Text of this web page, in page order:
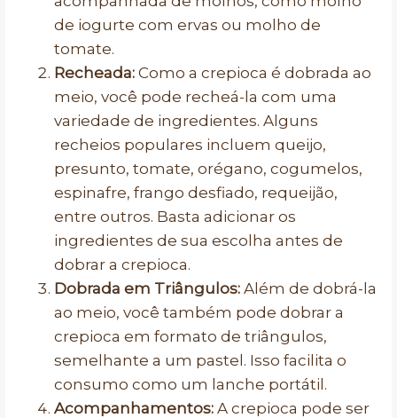
de iogurte com ervas ou molho de
tomate.
Recheada: Como a crepioca é dobrada ao
meio, você pode recheá-la com uma
variedade de ingredientes. Alguns
recheios populares incluem queijo,
presunto, tomate, orégano, cogumelos,
espinafre, frango desfiado, requeijão,
entre outros. Basta adicionar os
ingredientes de sua escolha antes de
dobrar a crepioca.
Dobrada em Triângulos: Além de dobrá-la
ao meio, você também pode dobrar a
crepioca em formato de triângulos,
semelhante a um pastel. Isso facilita o
consumo como um lanche portátil.
Acompanhamentos: A crepioca pode ser